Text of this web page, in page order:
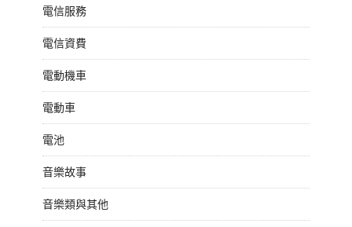
電信服務
電信資費
電動機車
電動車
電池
音樂故事
音樂類與其他